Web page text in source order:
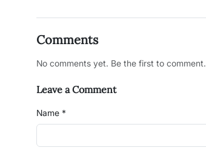
Comments
No comments yet. Be the first to comment.
Leave a Comment
Name *